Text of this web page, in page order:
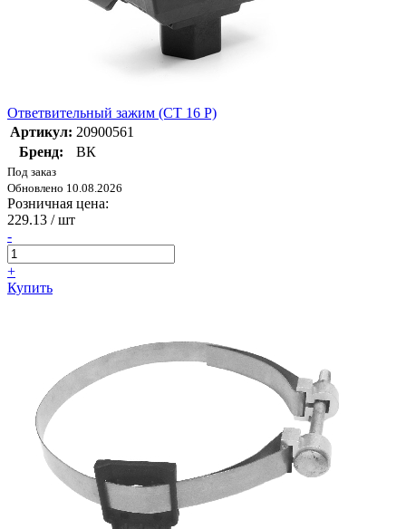
Ответвительный зажим (CT 16 P)
Артикул: 20900561
Бренд:
ВК
Под заказ
Обновлено 10.08.2026
Розничная цена:
229.13 / шт
-
+
Купить